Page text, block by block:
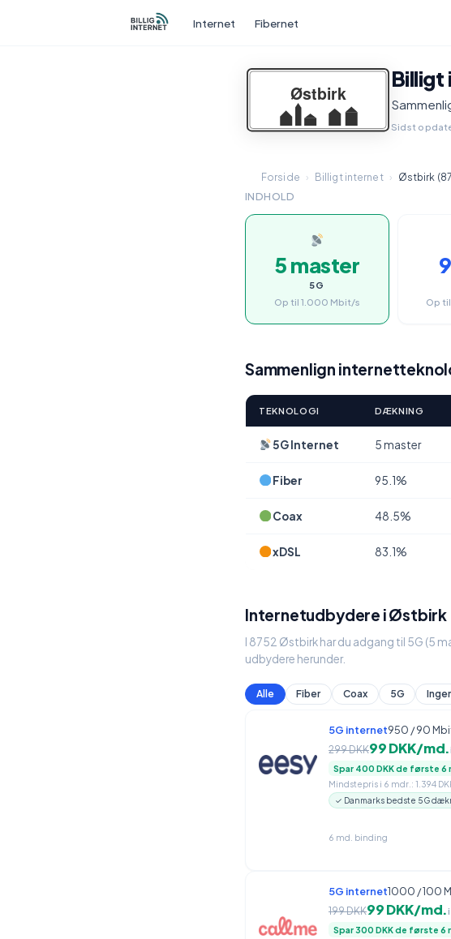
Internet Fibernet
Sidst
Forside › Billigt internet › Østbirk
INDHOLD
5 master
5G
Op til 1.000 Mbit/s
Op
Sammenlign
TEKNOLOGI DÆKNING
5G Internet 5 master
Fiber 95.1%
Coax 48.5%
xDSL 83.1%
Internetudbydere i Østbirk
I 8752 Østbirk har du adgang til 5G (5
udbydere herunder.
Alle Fiber Coax 5G
5G internet950 / 90
299 DKK99 DKK/md.
Spar 400 DKK de første 6
Mindstepris i 6 mdr.: 1.394
✓ Danmarks bedste 5G
6 md. binding
5G internet1000 / 100
199 DKK99 DKK/md.
Spar 300 DKK de første 6